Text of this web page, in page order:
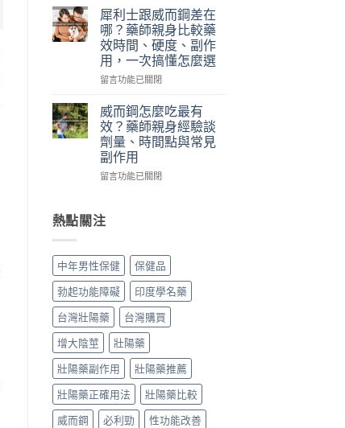
黑
金
版：
成
分、
效
果
與
真
假
中
評
價
｜
藥
師
實
使
用
三
個
月
心
分、
吃
副
作
用
與
真
假
辨
別〉
中
利
士
5mg
每
日
錠
麼
吃？
藥
師
親
身
談
每
保
養、
副
作
用
與
價
格〉
中
犀利士跟威而鋼差在
哪？藥師親身比較藥
效時間、硬度、副作
用，一次搞懂怎麼選
在
利
士
跟
威
而
鋼
哪？
藥
親
身
比
較
藥
效
間、
硬
度、
副
作
用，
留言功能已關閉
威而鋼怎麼吃最有
效？藥師親身經驗談
劑量、時間點與常見
副作用
在
鋼
怎
吃
最
有
效？
藥
師
身
經
驗
談
劑
量、
留言功能已關閉
熱點關注
中年男性保健
保健品
勃起功能障礙
印度學名藥
台灣壯陽藥
台灣購買
增大陰莖
壯陽藥
壯陽藥副作用
壯陽藥推薦
壯陽藥正確用法
壯陽藥比較
威而鋼
必利勁
性功能改善